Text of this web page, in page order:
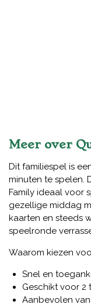
Meer over
Dit familiespel is
minuten te spelen.
Family ideaal voor
gezellige middag
kaarten en steeds
speelronde
Waarom kiezen
Snel en
Geschikt voor 2
Aanbevolen